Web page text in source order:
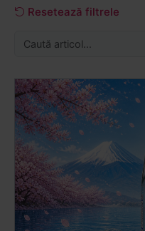
Resetează filtrele